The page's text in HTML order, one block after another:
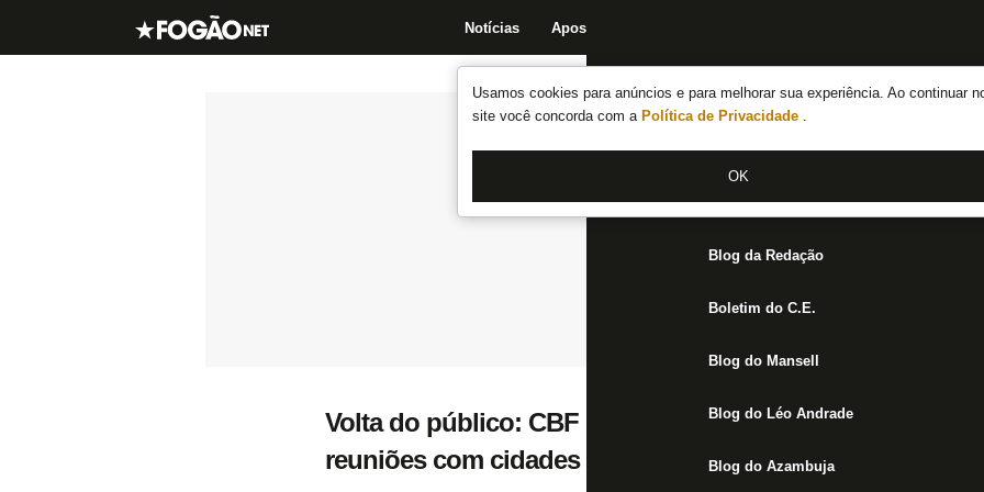
Usamos cookies para anúncios e para melhorar sua experiência. Ao continuar
site você concorda com a Política de Privacidade .
OK
Notícias Apostas
Notícias do Botafogo
Fórum
Jogos
Blog da Redação
Boletim do C.E.
Blog do Mansell
Blog do Léo Andrade
Blog do Azambuja
Volta do público: CBF entrega protocolo às federações e
reuniões com cidades e clubes por autorização